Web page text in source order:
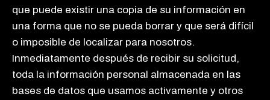
que puede existir una copia de su información en
una forma que no se pueda borrar y que será difícil
o imposible de localizar para nosotros.
Inmediatamente después de recibir su solicitud,
toda la información personal almacenada en las
bases de datos que usamos activamente y otros